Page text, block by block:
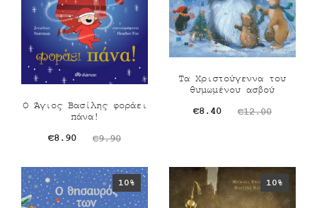
Ο Άγιος Βασίλης φοράει
πάνα!
€9.90
Original
was:
€9.90.
€8.90
Η
τιμή
είναι:
Τα Χριστούγεννα του
θυμωμένου ασβού
€12.00
Original
€12.00.
€8.40
Η
είναι:
€8.40.
10% 10%